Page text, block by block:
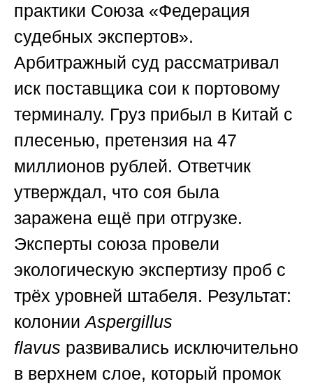
практики Союза «Федерация
судебных экспертов».
Арбитражный суд рассматривал
иск поставщика сои к портовому
терминалу. Груз прибыл в Китай с
плесенью, претензия на 47
миллионов рублей. Ответчик
утверждал, что соя была
заражена ещё при отгрузке.
Эксперты союза провели
экологическую экспертизу проб с
трёх уровней штабеля. Результат:
колонииAspergillus
flavus развивались исключительно
в верхнем слое, который промок